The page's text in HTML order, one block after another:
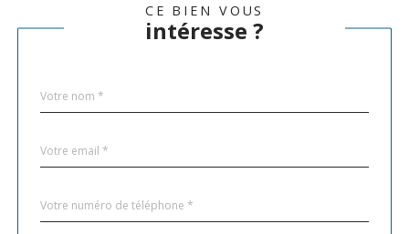
CE BIEN VOUS
intéresse ?
par
*
*
*